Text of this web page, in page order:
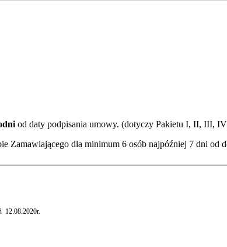
od daty podpisania umowy. (dotyczy Pakietu I, II, III,
dla minimum 6 osób najpóźniej 7 dni od
12.08.2020r.